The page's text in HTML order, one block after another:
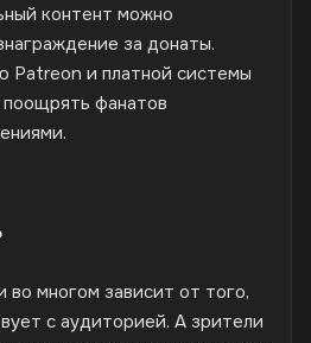
контент можно
за донаты.
Patreon и платной системы
фанатов
многом зависит от того,
с аудиторией. А зрители